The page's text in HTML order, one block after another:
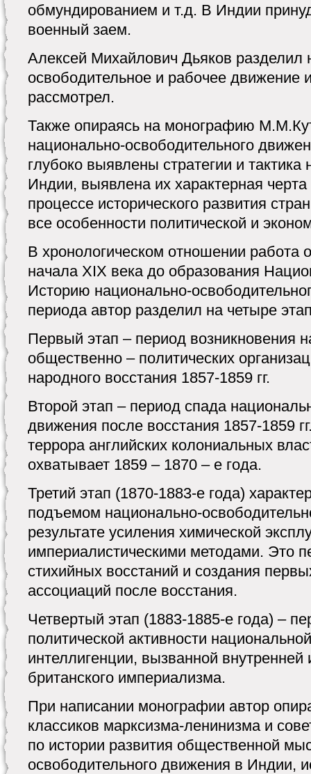
обмундированием и т.д. В Индии
военный заем.
Алексей Михайлович Дьяков разделил
освободительное и рабочее движение
рассмотрел.
Также опираясь на монографию
национально-освободительного
глубоко выявлены стратегии и
Индии, выявлена их характерная
процессе исторического развития
все особенности политической и
В хронологическом отношении работа
начала XIX века до образования
Историю национально-
периода автор разделил на четыре
Первый этап – период возникновения
общественно – политических
народного восстания 1857-1859 гг.
Второй этап – период спада
движения после восстания 1857-1859
террора английских колониальных
охватывает 1859 – 1870 – е года.
Третий этап (1870-1883-е года)
подъемом национально-
результате усиления химической
империалистическими методами. Это
стихийных восстаний и создания
ассоциаций после восстания.
Четвертый этап (1883-1885-е года) –
политической активности
интеллигенции, вызванной
британского империализма.
При написании монографии автор
классиков марксизма-ленинизма и
по истории развития общественной
освободительного движения в Индии,